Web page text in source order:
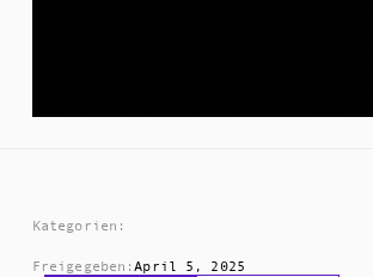
Kategorien:
Freigegeben:April 5, 2025